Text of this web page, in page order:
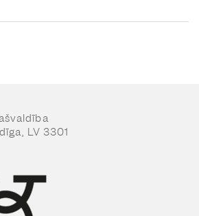
LV 3301